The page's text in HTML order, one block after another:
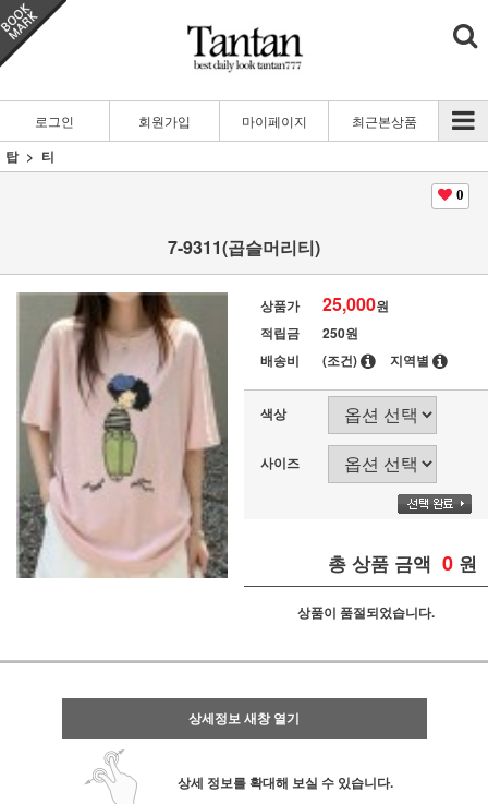
로그인 회원가입 마이페이지 최근본상품
탑 티
0
7-9311(곱슬머리티)
상품가 25,000원
적립금
250원
배송비
(조건) 지역별
색상
사이즈
총 상품 금액 0 원
상품이 품절되었습니다.
상세정보 새창 열기
상세 정보를 확대해 보실 수 있습니다.